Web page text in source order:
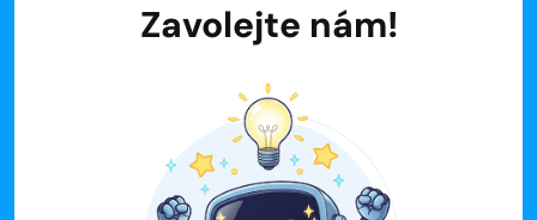
Zavolejte nám!